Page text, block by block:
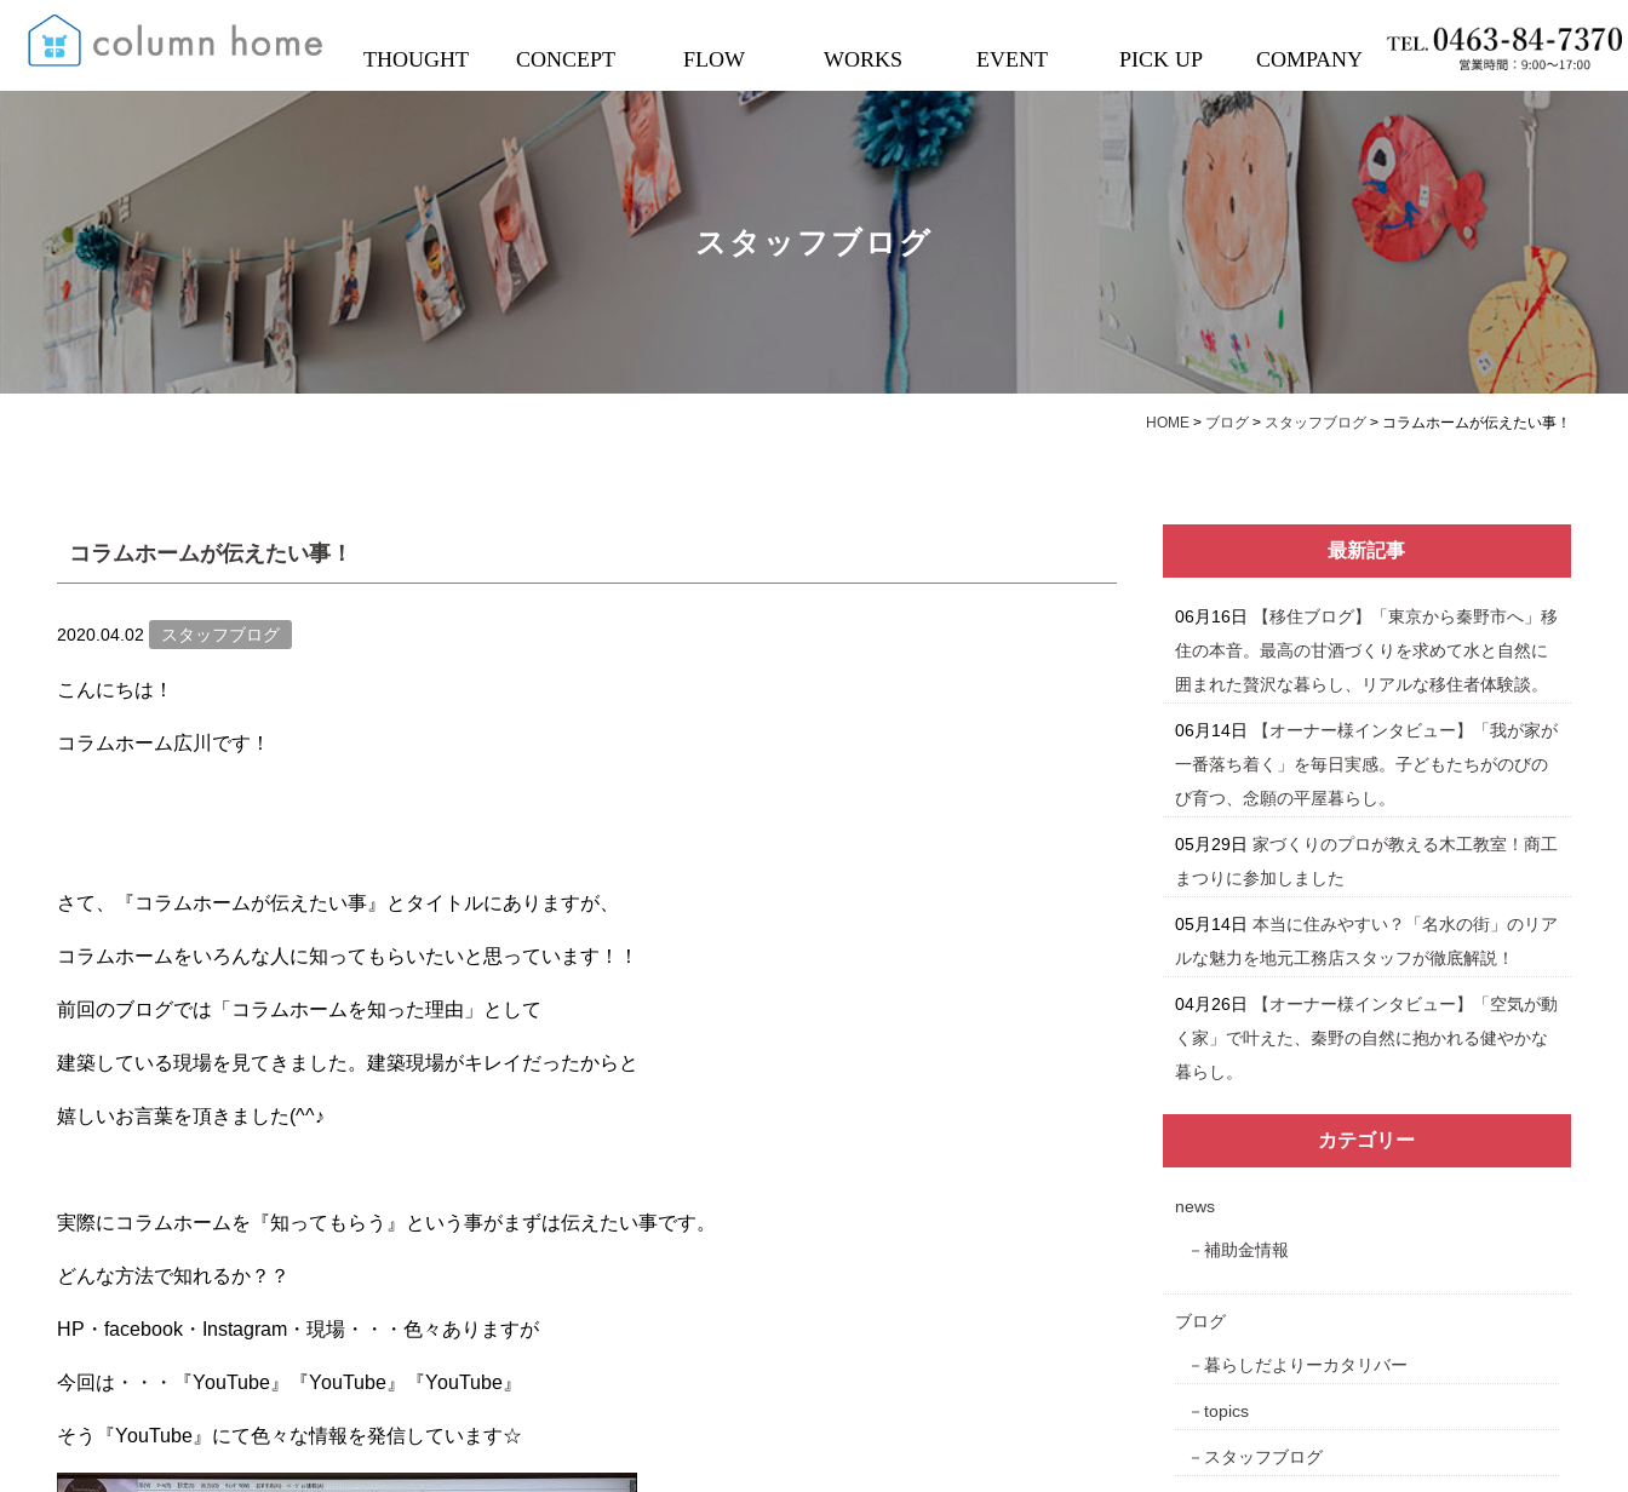
THOUGHT CONCEPT FLOW WORKS EVENT PICK UP COMPANY
スタッフブログ
HOME > ブログ > スタッフブログ > コラムホームが伝えたい事！
コラムホームが伝えたい事！
2020.04.02 スタッフブログ
こんにちは！
コラムホーム広川です！
さて、『コラムホームが伝えたい事』とタイトルにありますが、
コラムホームをいろんな人に知ってもらいたいと思っています！！
前回のブログでは「コラムホームを知った理由」として
建築している現場を見てきました。建築現場がキレイだったからと
嬉しいお言葉を頂きました(^^♪
実際にコラムホームを『知ってもらう』という事がまずは伝えたい事です。
どんな方法で知れるか？？
HP・facebook・Instagram・現場・・・色々ありますが
今回は・・・『YouTube』『YouTube』『YouTube』
そう『YouTube』にて色々な情報を発信しています☆
最新記事
06月16日
【移住ブログ】「東京から秦野市へ」移
住の本音。最高の甘酒づくりを求めて水と自然に
囲まれた贅沢な暮らし、リアルな移住者体験談。
06月14日
【オーナー様インタビュー】「我が家が
一番落ち着く」を毎日実感。子どもたちがのびの
び育つ、念願の平屋暮らし。
05月29日 家づくりのプロが教える木工教室！商工
まつりに参加しました
05月14日 本当に住みやすい？「名水の街」のリア
ルな魅力を地元工務店スタッフが徹底解説！
04月26日
【オーナー様インタビュー】「空気が動
く家」で叶えた、秦野の自然に抱かれる健やかな
暮らし。
カテゴリー
news
補助金情報
ブログ
暮らしだよりーカタリバー
topics
スタッフブログ